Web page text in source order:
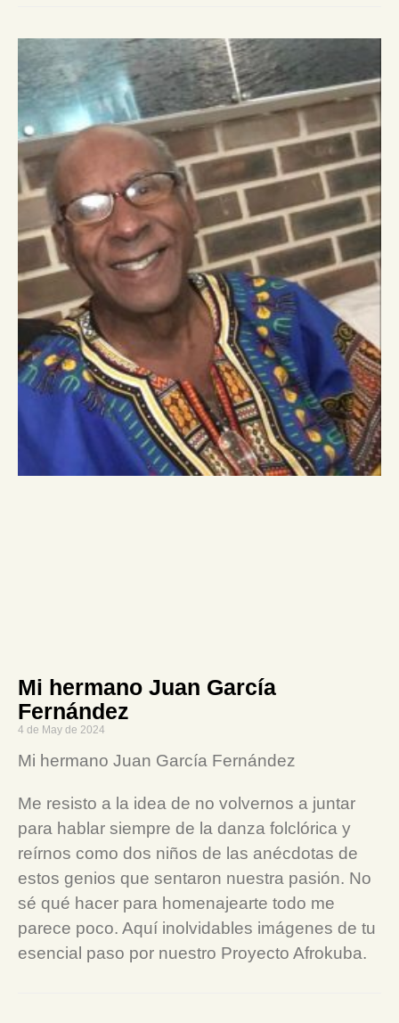
Mi hermano Juan García
Fernández
4 de May de 2024
Mi hermano Juan García Fernández
Me resisto a la idea de no volvernos a juntar
para hablar siempre de la danza folclórica y
reírnos como dos niños de las anécdotas de
estos genios que sentaron nuestra pasión. No
sé qué hacer para homenajearte todo me
parece poco. Aquí inolvidables imágenes de tu
esencial paso por nuestro Proyecto Afrokuba.